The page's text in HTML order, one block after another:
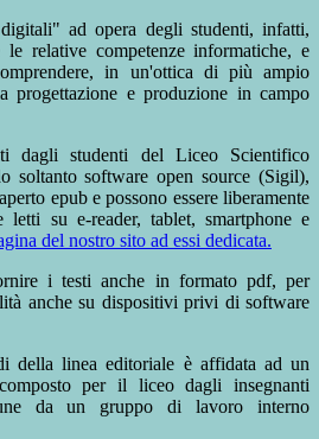
ad opera degli studenti, infatti,
relative competenze informatiche, e
in un'ottica di più ampio
progettazione e produzione in campo
dagli studenti del Liceo Scientifico
soltanto software open source (Sigil),
epub e possono essere liberamente
letti su e-reader, tablet, smartphone e
del nostro sito ad essi dedicata.
i testi anche in formato pdf, per
anche su dispositivi privi di software
della linea editoriale è affidata ad un
per il liceo dagli insegnanti
da un gruppo di lavoro interno